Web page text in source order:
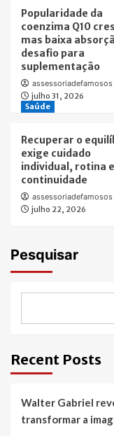
Popularidade da
coenzima Q10
mas baixa
desafio para
suplementação
assessoriadefamosos
julho 31, 2026
Saúde
Recuperar o
exige cuidado
individual, rotina e
continuidade
assessoriadefamosos
julho 22, 2026
Pesquisar
Recent Posts
Walter Gabriel
transformar a